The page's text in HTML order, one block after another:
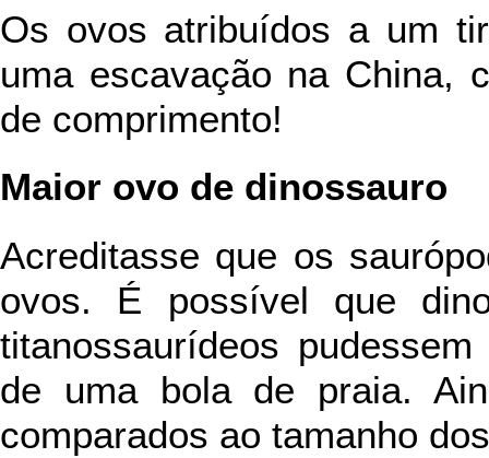
Os ovos atribuídos a um
uma escavação na China,
de comprimento!
Maior ovo de dinossauro
Acreditasse que os
ovos. É possível que
titanossaurídeos
de uma bola de praia.
comparados ao tamanho